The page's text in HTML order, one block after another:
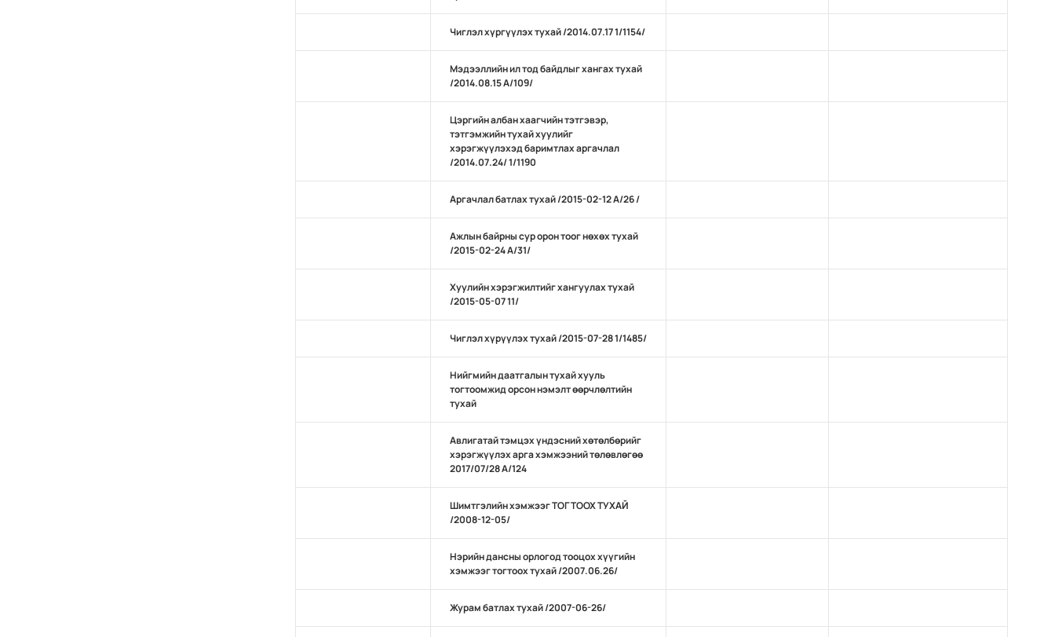
Чиглэл хүргүүлэх тухай /2014.07.17 1/1154/
Мэдээллийн ил тод байдлыг хангах тухай
/2014.08.15 А/109/
Цэргийн албан хаагчийн тэтгэвэр,
тэтгэмжийн тухай хуулийг
хэрэгжүүлэхэд баримтлах аргачлал
/2014.07.24/ 1/1190
Аргачлал батлах тухай /2015-02-12 А/26 /
Ажлын байрны сур орон тоог нөхөх тухай
/2015-02-24 А/31/
Хуулийн хэрэгжилтийг хангуулах тухай
/2015-05-07 11/
Чиглэл хүрүүлэх тухай /2015-07-28 1/1485/
Нийгмийн даатгалын тухай хууль
тогтоомжид орсон нэмэлт өөрчлөлтийн
тухай
Авлигатай тэмцэх үндэсний хөтөлбөрийг
хэрэгжүүлэх арга хэмжээний төлөвлөгөө
2017/07/28 А/124
Шимтгэлийн хэмжээг ТОГТООХ ТУХАЙ
/2008-12-05/
Нэрийн дансны орлогод тооцох хүүгийн
хэмжээг тогтоох тухай /2007.06.26/
Журам батлах тухай /2007-06-26/